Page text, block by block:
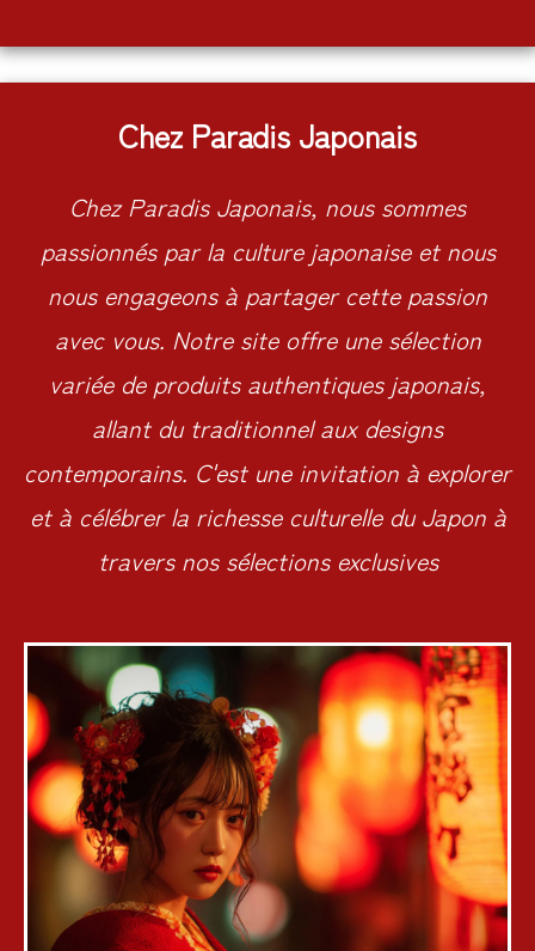
Chez Paradis Japonais
Chez Paradis Japonais, nous sommes
passionnés par la culture japonaise et nous
nous engageons à partager cette passion
avec vous. Notre site offre une sélection
variée de produits authentiques japonais,
allant du traditionnel aux designs
contemporains. C'est une invitation à explorer
et à célébrer la richesse culturelle du Japon à
travers nos sélections exclusives